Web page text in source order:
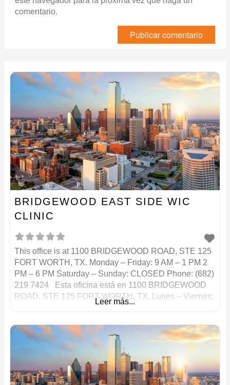
comentario.
BRIDGEWOOD EAST SIDE WIC
CLINIC
This office is at 1100 BRIDGEWOOD ROAD, STE 125
FORT WORTH, TX. Monday – Friday: 9 AM – 1 PM 2
PM – 6 PM Saturday – Sunday: CLOSED Phone: (682)
219 7424 Esta oficina está en 1100 BRIDGEWOOD
ROAD, STE 125 FORT WORTH, TX. Lunes – Viernes:
Leer más...